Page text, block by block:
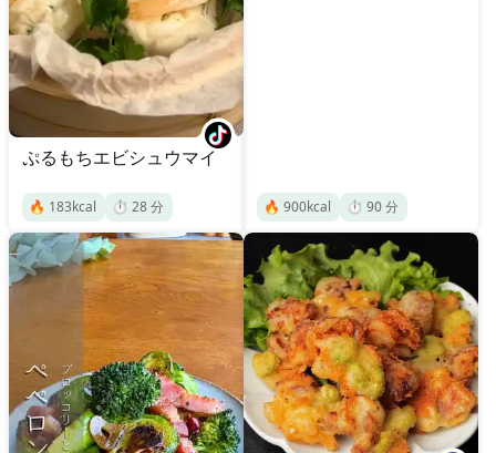
ぷるもちエビシュウマイ
🔥 183kcal ⏱️ 28分 🔥 900kcal ⏱️ 90分